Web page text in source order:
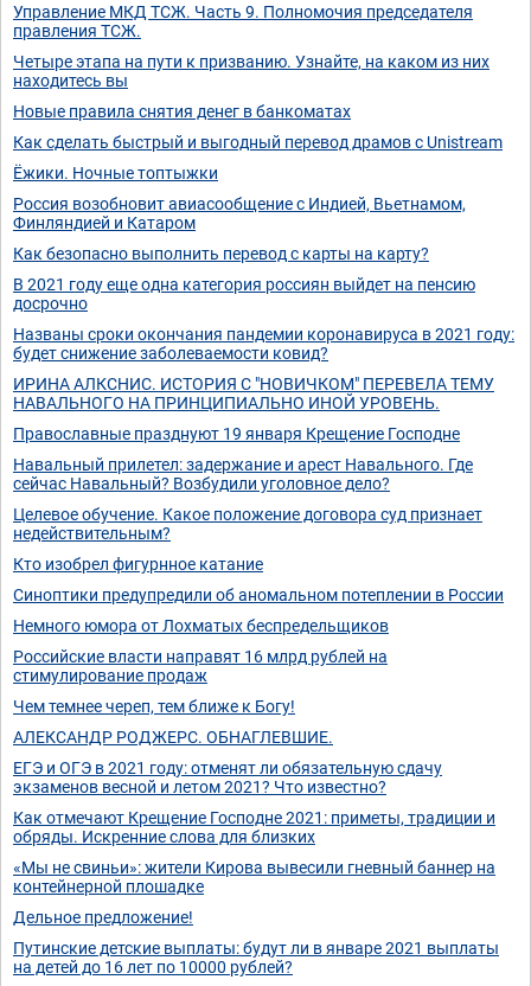
Управление МКД ТСЖ. Часть 9. Полномочия председателя
правления ТСЖ.
Четыре этапа на пути к призванию. Узнайте, на каком из них
находитесь вы
Новые правила снятия денег в банкоматах
Как сделать быстрый и выгодный перевод драмов с Unistream
Ёжики. Ночные топтыжки
Россия возобновит авиасообщение с Индией, Вьетнамом,
Финляндией и Катаром
Как безопасно выполнить перевод с карты на карту?
В 2021 году еще одна категория россиян выйдет на пенсию
досрочно
Названы сроки окончания пандемии коронавируса в 2021 году:
будет снижение заболеваемости ковид?
ИРИНА АЛКСНИС. ИСТОРИЯ С "НОВИЧКОМ" ПЕРЕВЕЛА ТЕМУ
НАВАЛЬНОГО НА ПРИНЦИПИАЛЬНО ИНОЙ УРОВЕНЬ.
Православные празднуют 19 января Крещение Господне
Навальный прилетел: задержание и арест Навального. Где
сейчас Навальный? Возбудили уголовное дело?
Целевое обучение. Какое положение договора суд признает
недействительным?
Кто изобрел фигурнное катание
Синоптики предупредили об аномальном потеплении в России
Немного юмора от Лохматых беспредельщиков
Российские власти направят 16 млрд рублей на
стимулирование продаж
Чем темнее череп, тем ближе к Богу!
АЛЕКСАНДР РОДЖЕРС. ОБНАГЛЕВШИЕ.
ЕГЭ и ОГЭ в 2021 году: отменят ли обязательную сдачу
экзаменов весной и летом 2021? Что известно?
Как отмечают Крещение Господне 2021: приметы, традиции и
обряды. Искренние слова для близких
«Мы не свиньи»: жители Кирова вывесили гневный баннер на
контейнерной плошадке
Дельное предложение!
Путинские детские выплаты: будут ли в январе 2021 выплаты
на детей до 16 лет по 10000 рублей?